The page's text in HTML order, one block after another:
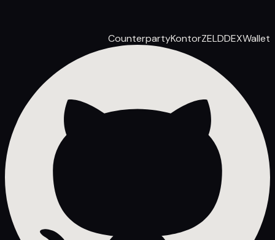
CounterpartyKontorZELDDEXWallet